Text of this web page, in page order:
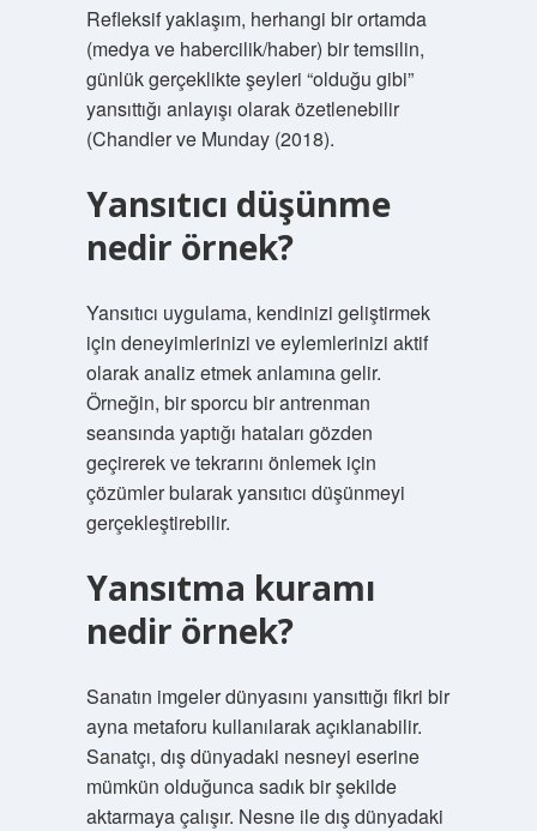
Refleksif yaklaşım, herhangi bir ortamda
(medya ve habercilik/haber) bir temsilin,
günlük gerçeklikte şeyleri “olduğu gibi”
yansıttığı anlayışı olarak özetlenebilir
(Chandler ve Munday (2018).
Yansıtıcı düşünme
nedir örnek?
Yansıtıcı uygulama, kendinizi geliştirmek
için deneyimlerinizi ve eylemlerinizi aktif
olarak analiz etmek anlamına gelir.
Örneğin, bir sporcu bir antrenman
seansında yaptığı hataları gözden
geçirerek ve tekrarını önlemek için
çözümler bularak yansıtıcı düşünmeyi
gerçekleştirebilir.
Yansıtma kuramı
nedir örnek?
Sanatın imgeler dünyasını yansıttığı fikri bir
ayna metaforu kullanılarak açıklanabilir.
Sanatçı, dış dünyadaki nesneyi eserine
mümkün olduğunca sadık bir şekilde
aktarmaya çalışır. Nesne ile dış dünyadaki